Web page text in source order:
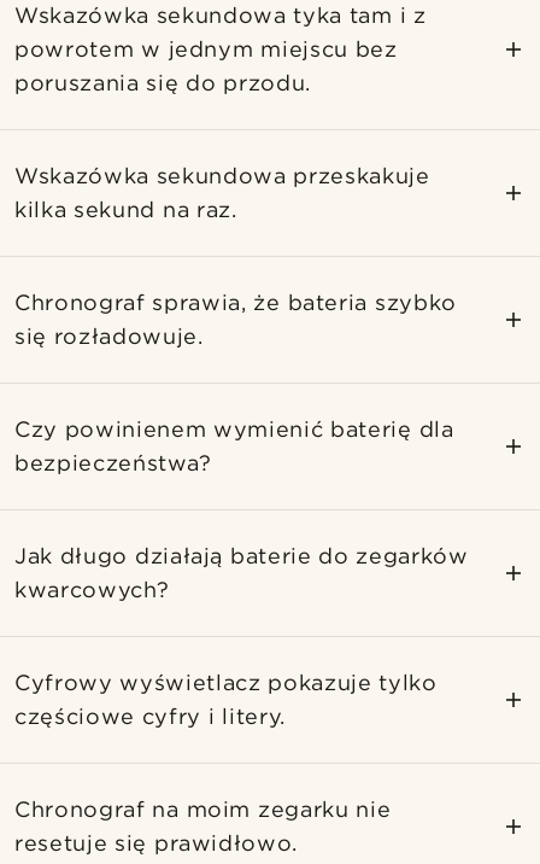
Wskazówka sekundowa tyka tam i z
powrotem w jednym miejscu bez
poruszania się do przodu.
Wskazówka sekundowa przeskakuje
kilka sekund na raz.
Chronograf sprawia, że bateria szybko
się rozładowuje.
Czy powinienem wymienić baterię dla
bezpieczeństwa?
Jak długo działają baterie do zegarków
kwarcowych?
Cyfrowy wyświetlacz pokazuje tylko
częściowe cyfry i litery.
Chronograf na moim zegarku nie
resetuje się prawidłowo.